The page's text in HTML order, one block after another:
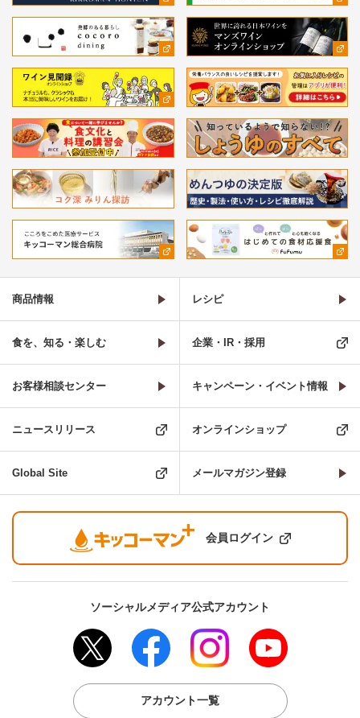
商品情報 レシピ
食を、知る・楽しむ 企業・IR・採用
お客様相談センター キャンペーン・イベント情報
ニュースリリース オンラインショップ
Global Site メールマガジン登録
会員ログイン
ソーシャルメディア公式アカウント
アカウント一覧